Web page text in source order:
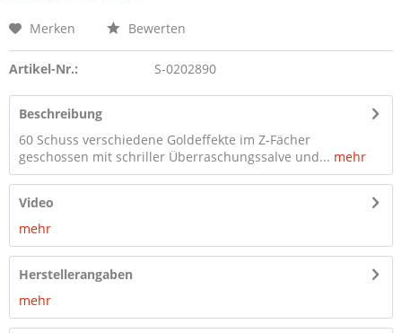
Merken Bewerten
Artikel-Nr.: S-0202890
Beschreibung
60 Schuss verschiedene Goldeffekte im Z-Fächer
geschossen mit schriller Überraschungssalve und... mehr
Video
mehr
Herstellerangaben
mehr